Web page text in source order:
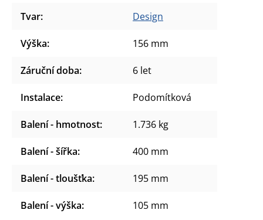
Tvar: Design
Výška: 156 mm
Záruční doba: 6 let
Instalace: Podomítková
Balení - hmotnost: 1.736 kg
Balení - šířka: 400 mm
Balení - tloušťka: 195 mm
Balení - výška: 105 mm